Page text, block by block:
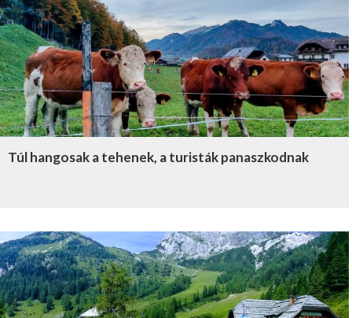
Túl hangosak a tehenek, a turisták panaszkodnak